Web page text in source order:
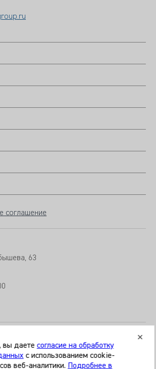
соглашение
63
вы даете согласие на обработку
с использованием cookie-
веб-аналитики. Подробнее в